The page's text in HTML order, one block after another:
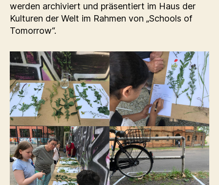
werden archiviert und präsentiert im Haus der
Kulturen der Welt im Rahmen von „Schools of
Tomorrow“.